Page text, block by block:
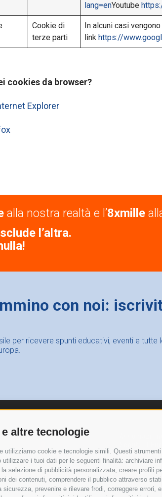
altre tecnologie
utilizziamo cookie e tecnologie simili. Questi
utilizzare i tuoi dati per le seguenti finalità: archiviare
selezione di pubblicità personalizzata, creare profili
dei contenuti, comprendere il pubblico attraverso
prevenire e rilevare frodi, correggere
lang=enYoutube
Cookie di
terze parti
In alcuni casi
link https://
cookies da browser?
Explorer
alla nostra realtà e l’8xmille
l’altra.
con noi:
per ricevere spunti educativi, eventi e tutte
Via Anicia,
065884430 |
Codice
© 2025 Scout